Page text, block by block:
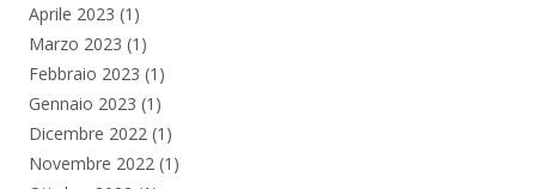
Aprile 2023 (1)
Marzo 2023 (1)
Febbraio 2023 (1)
Gennaio 2023 (1)
Dicembre 2022 (1)
Novembre 2022 (1)